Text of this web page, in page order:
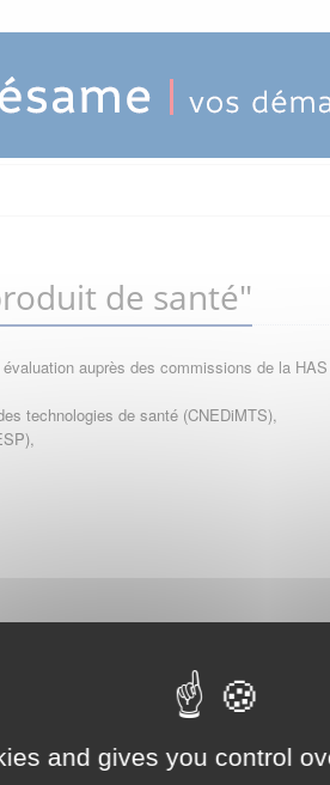
and gives you control
de santé"
auprès des commissions de la
technologies de santé (CNEDiMTS),